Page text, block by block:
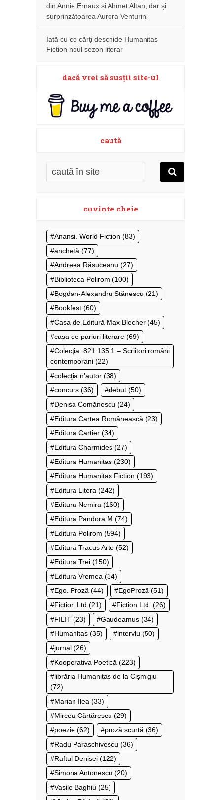
din Annie Ernaux și Ahmet Altan, dar şi
surprinzătoarea Aurora Venturini
Iată cu ce cărţi deschide Humanitas
Fiction noul sezon literar
dacă vrei să susţii site-ul
caută
cuvinte cheie
Anansi. World Fiction (83)
anchetă (77)
Andreea Răsuceanu (27)
Biblioteca Polirom (100)
Bogdan-Alexandru Stănescu (21)
Bookfest (60)
Casa de Editură Max Blecher (45)
casa de pariuri literare (69)
Colecţia: 821.135.1 – Scriitori români
contemporani (22)
colecţia n’autor (38)
concurs (36) debut (50)
Denisa Comănescu (24)
Editura Cartea Românească (23)
Editura Cartier (34)
Editura Charmides (27)
Editura Humanitas (230)
Editura Humanitas Fiction (193)
Editura Litera (242)
Editura Nemira (160)
Editura Pandora M (74)
Editura Polirom (594)
Editura Tracus Arte (52)
Editura Trei (150)
Editura Vremea (34)
Ego. Proză (44) EgoProză (51)
Fiction Ltd (21) Fiction Ltd. (26)
FILIT (23) Gaudeamus (34)
Humanitas (35) interviu (50)
jurnal (26)
Kooperativa Poetică (223)
librăria Humanitas de la Cișmigiu
(72)
Marian Ilea (33)
Mircea Cărtărescu (29)
poezie (62) proză scurtă (36)
Radu Paraschivescu (36)
Raftul Denisei (122)
Simona Antonescu (20)
Vasile Baghiu (25)